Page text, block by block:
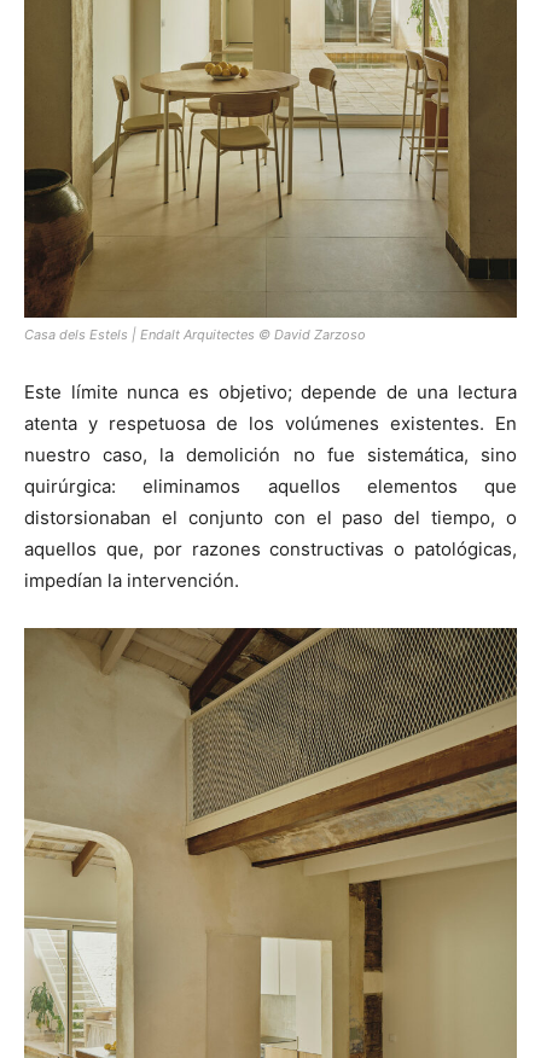
Casa dels Estels | Endalt Arquitectes © David Zarzoso
Este límite nunca es objetivo; depende de una lectura
atenta y respetuosa de los volúmenes existentes. En
nuestro caso, la demolición no fue sistemática, sino
quirúrgica: eliminamos aquellos elementos que
distorsionaban el conjunto con el paso del tiempo, o
aquellos que, por razones constructivas o patológicas,
impedían la intervención.